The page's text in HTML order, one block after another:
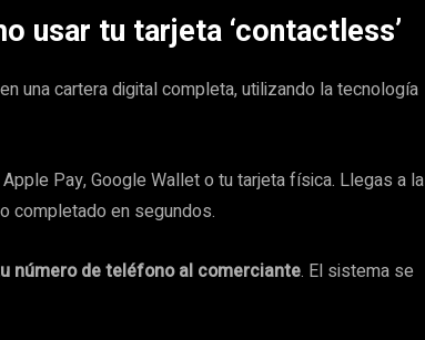
usar tu tarjeta ‘contactless’
una cartera digital completa, utilizando la tecnología
Pay, Google Wallet o tu tarjeta física. Llegas a la
completado en segundos.
número de teléfono al comerciante. El sistema se